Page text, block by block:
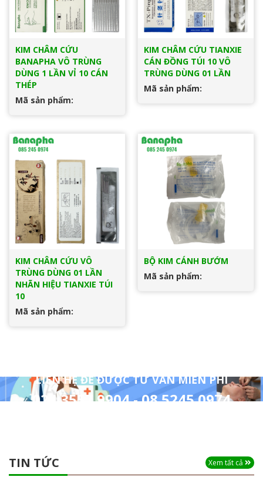
KIM CHÂM CỨU
BANAPHA VÔ TRÙNG
DÙNG 1 LẦN VỈ 10 CÁN
THÉP
Mã sản phẩm:
KIM CHÂM CỨU TIANXIE
CÁN ĐỒNG TÚI 10 VÔ
TRÙNG DÙNG 01 LẦN
Mã sản phẩm:
KIM CHÂM CỨU VÔ
TRÙNG DÙNG 01 LẦN
NHÃN HIỆU TIANXIE TÚI
10
Mã sản phẩm:
BỘ KIM CÁNH BƯỚM
Mã sản phẩm:
LIÊN HỆ ĐỂ ĐƯỢC TƯ VẤN MIỄN PHÍ
024 3557 9904 - 08 5245 0974
TIN TỨC Xem tất cả